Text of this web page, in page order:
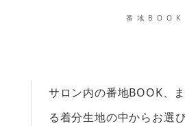
番 地 B O O K
サロン内の番地BOOK、
る着分生地の中からお選